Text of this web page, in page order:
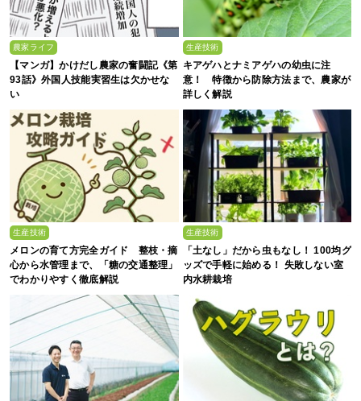
農家ライフ
【マンガ】かけだし農家の奮闘記《第
93話》外国人技能実習生は欠かせな
い
生産技術
キアゲハとナミアゲハの幼虫に注
意！ 特徴から防除方法まで、農家が
詳しく解説
生産技術
メロンの育て方完全ガイド 整枝・摘
心から水管理まで、「糖の交通整理」
でわかりやすく徹底解説
生産技術
「土なし」だから虫もなし！ 100均グ
ッズで手軽に始める！ 失敗しない室
内水耕栽培